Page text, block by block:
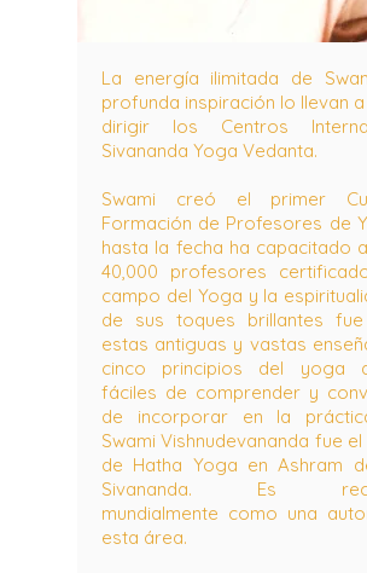
La energía ilimitada de
profunda inspiración lo llevan
dirigir los Centros
Sivananda Yoga Vedanta.
Swami creó el primer
Formación de Profesores de
hasta la fecha ha capacitado
40,000 profesores
campo del Yoga y la
de sus toques brillantes
estas antiguas y vastas
cinco principios del yoga
fáciles de comprender y
de incorporar en la
Swami Vishnudevananda fue
de Hatha Yoga en Ashram
Sivananda. Es
mundialmente como una
esta área.